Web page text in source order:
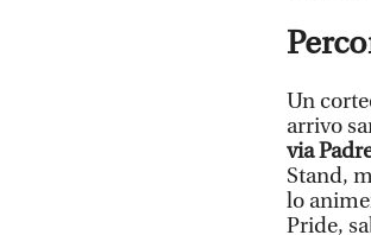
Un
arrivo
via
Stand,
lo
Pride,